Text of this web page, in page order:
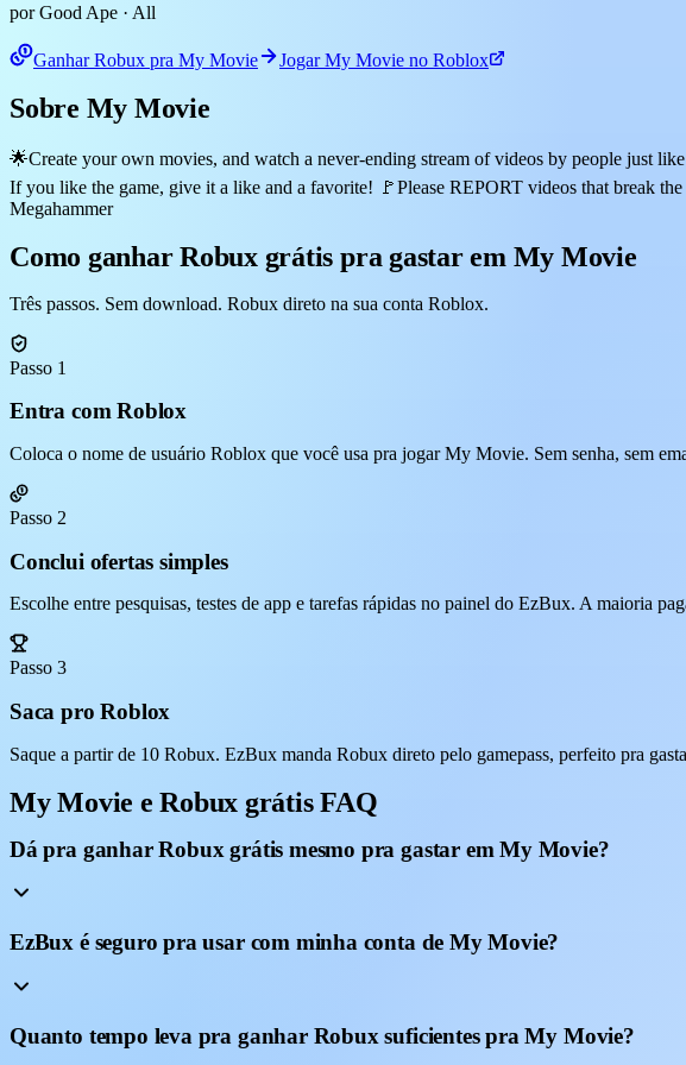
por Good Ape · All
Ganhar Robux pra My Movie Jogar My Movie no Roblox
Sobre My Movie
🌟Create your own movies, and watch a never-ending stream of videos by people just
If you like the game, give it a like and a favorite! 🚩Please REPORT videos that break
Megahammer
Como ganhar Robux grátis pra gastar em My Movie
Três passos. Sem download. Robux direto na sua conta Roblox.
Passo 1
Entra com Roblox
Coloca o nome de usuário Roblox que você usa pra jogar My Movie. Sem senha, sem
Passo 2
Conclui ofertas simples
Escolhe entre pesquisas, testes de app e tarefas rápidas no painel do EzBux. A maioria
Passo 3
Saca pro Roblox
Saque a partir de 10 Robux. EzBux manda Robux direto pelo gamepass, perfeito pra
My Movie e Robux grátis FAQ
Dá pra ganhar Robux grátis mesmo pra gastar em My Movie?
EzBux é seguro pra usar com minha conta de My Movie?
Quanto tempo leva pra ganhar Robux suficientes pra My Movie?